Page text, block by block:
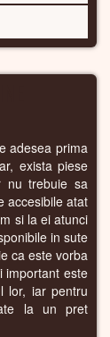
adesea prima
exista piese
nu trebuie sa
accesibile atat
si la ei atunci
in sute
ca este vorba
important este
lor, iar pentru
la un pret